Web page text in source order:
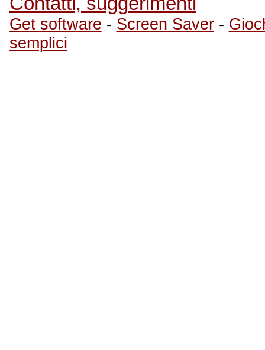
Get software - Screen Saver-
semplici